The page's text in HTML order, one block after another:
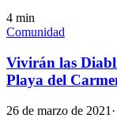
4 min
Comunidad
Vivirán las
Playa del
26 de marzo de 2021 ·